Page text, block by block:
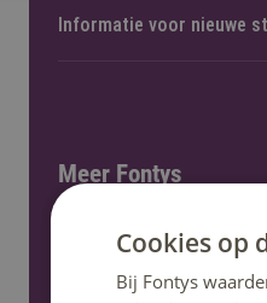
Informatie voor nieuwe
Meer Fontys
Werken bijCookies op
Bij Fontys